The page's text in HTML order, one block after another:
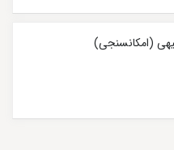
(امکانسنجی)